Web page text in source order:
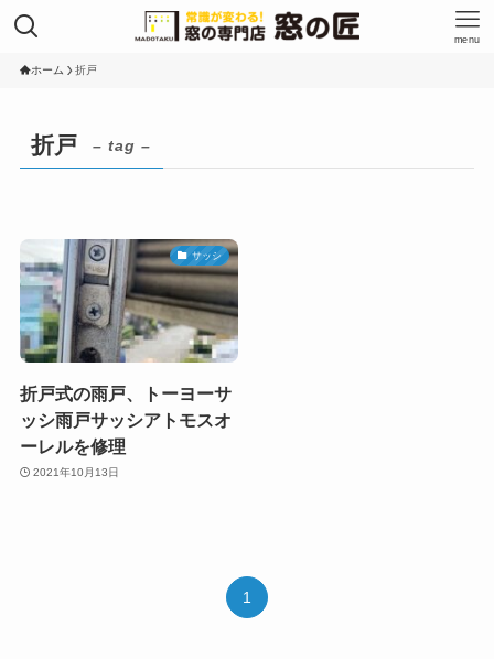
menu
ホーム 折戸
折戸 – tag –
サッシ
折戸式の雨戸、トーヨーサ
ッシ雨戸サッシアトモスオ
ーレルを修理
2021年10月13日
1